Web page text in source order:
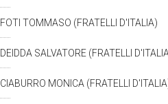
FOTI TOMMASO (FRATELLI D'ITALIA)
DEIDDA SALVATORE (FRATELLI
CIABURRO MONICA (FRATELLI